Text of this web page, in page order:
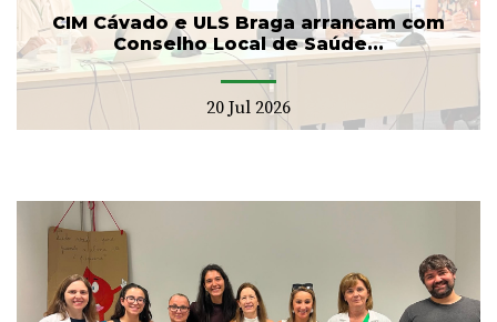
CIM Cávado e ULS Braga arrancam com
Conselho Local de Saúde...
20 Jul 2026